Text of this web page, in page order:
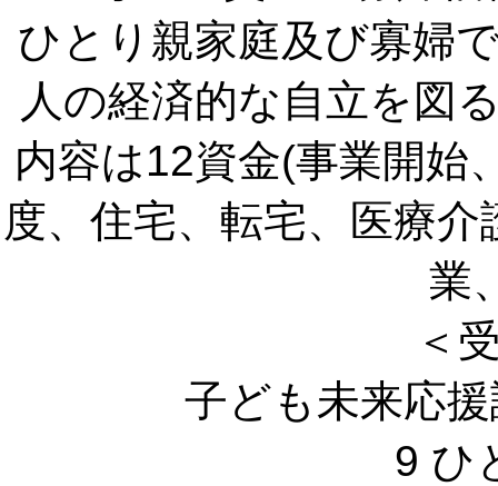
ひとり親家庭及び寡婦
人の経済的な自立を図
内容は12資金(事業開始
度、住宅、転宅、医療
業
＜
子ども未来応
9 ひ